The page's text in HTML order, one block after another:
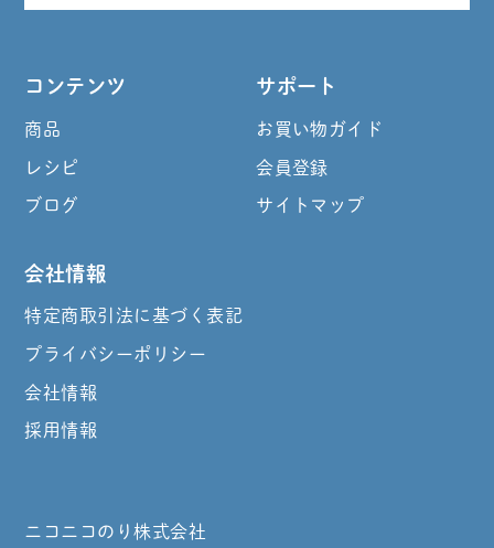
コンテンツ
商品
レシピ
ブログ
サポート
お買い物ガイド
会員登録
サイトマップ
会社情報
特定商取引法に基づく表記
プライバシーポリシー
会社情報
採用情報
ニコニコのり株式会社